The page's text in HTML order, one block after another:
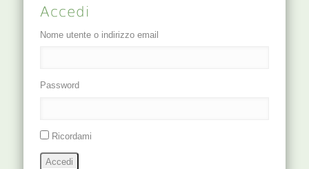
Accedi
Nome utente o indirizzo email
Password
Ricordami
Accedi